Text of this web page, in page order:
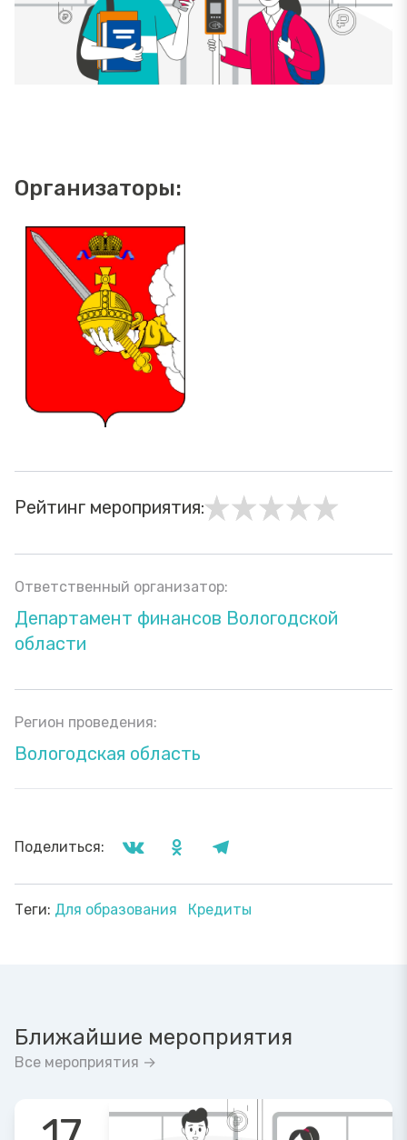
Организаторы:
Рейтинг мероприятия:
Ответственный организатор:
Департамент финансов Вологодской
области
Регион проведения:
Вологодская область
Поделиться:
Теги: Для образования Кредиты
Ближайшие мероприятия
Все мероприятия →